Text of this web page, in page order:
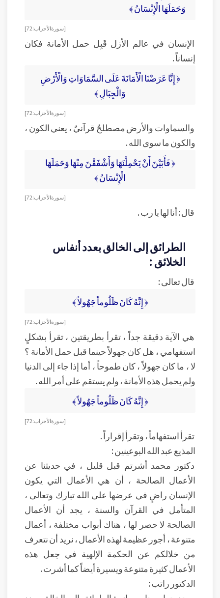
وَحَمَلَهَا الْإِنْسَانُ ﴾
[ سورة الأحزاب : 72 ]
الإنسان في عالم الأزل قَبِل حمل الأمانة فكان
إنساناً .
﴿ إِنَّا عَرَضْنَا الْأَمَانَةَ عَلَى السَّمَاوَاتِ وَالْأَرْضِ
وَالْجِبَالِ ﴾
[ سورة الأحزاب : 72 ]
والسماوات والأرض مصطلحٌ قرآنيٌ ، يعني الكون ،
والكون ما سوى الله .
﴿ فَأَبَيْنَ أَنْ يَحْمِلْنَهَا وَأَشْفَقْنَ مِنْهَا وَحَمَلَهَا
الْإِنْسَانُ ﴾
[ سورة الأحزاب : 72 ]
قال : أنا لها يا رب .
الطرائق إلى الخالق بعدد أنفاس
الخلائق :
قال تعالى :
﴿ إِنَّهُ كَانَ ظَلُوماً جَهُولاً ﴾
[ سورة الأحزاب : 72 ]
هي الآية دقيقة جداً ، تقرأ بطريقتين ، تقرأ بشكلٍ
استفهامي ، هل كان جهولاً حينما قبل حمل الأمانة ؟
لا ، ما كان جهولاً ، كان طموحاً ، أما إذا جاء إلى الدنيا
ولم يحمل هذه الأمانة ، ولم يستقم على أمر الله .
﴿ إِنَّهُ كَانَ ظَلُوماً جَهُولاً ﴾
[ سورة الأحزاب : 72 ]
تقرأ استفهاماً ، وتقرأ إقراراً .
المذيع عبد الله البوعينين :
دكتور محمد أشرتم قبل قليل ، في حديثنا عن
الأعمال الصالحة ، أن هي الأعمال التي يكون
الإنسان راضٍ في عرضها على الله تبارك وتعالى ،
المتأمل في القرآن والسنة ، يجد أن الأعمال
الصالحة لا حصر لها ، هناك أبواب مختلفة ، أعمال
متنوعة ، أجور عظيمة لهذه الأعمال ، نريد أن نتعرف
من خلالكم عن الحكمة الإلهية في جعل هذه
الأعمال كثيرة متنوعة ويسيرة أيضاً كما أشرت .
الدكتور راتب :